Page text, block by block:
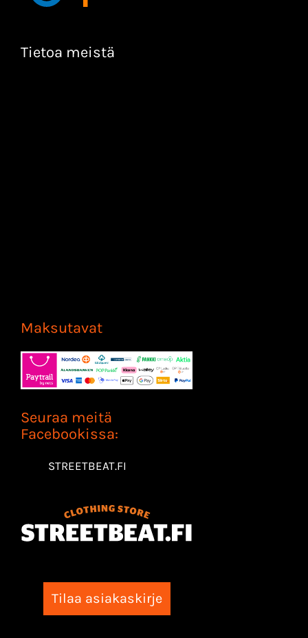
Tietoa meistä
Maksutavat
Seuraa meitä
Facebookissa:
STREETBEAT.FI